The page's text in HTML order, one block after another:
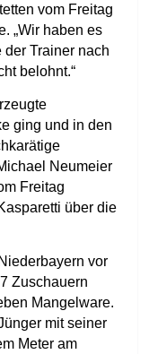
vom Freitag
„Wir haben es
der Trainer nach
belohnt.“
ging und in den
Neumeier
Freitag
über die
vor
Zuschauern
Mangelware.
mit seiner
Meter am